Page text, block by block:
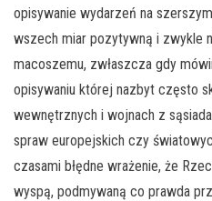
opisywanie wydarzeń na
wszech miar pozytywną i zwykle
macoszemu, zwłaszcza gdy
opisywaniu której nazbyt często
wewnętrznych i wojnach z
spraw europejskich czy
czasami błędne wrażenie, że
wyspą, podmywaną co prawda